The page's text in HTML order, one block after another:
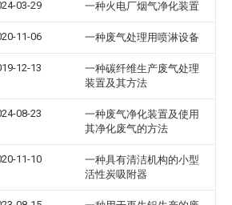
03-29 一种火电厂烟气净化装置
11-06 一种废气处理用喷淋设备
12-13
一种碳纤维生产废气处理
装置及其方法
08-23
一种废气净化装置及使用
其净化废气的方法
11-10
一种具有清洁机构的小型
活性炭吸附器